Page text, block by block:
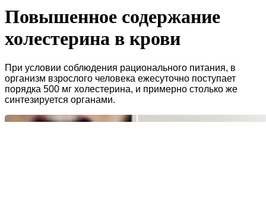
Повышенное содержание
холестерина в крови
При условии соблюдения рационального питания, в
организм взрослого человека ежесуточно поступает
порядка 500 мг холестерина, и примерно столько же
синтезируется органами.